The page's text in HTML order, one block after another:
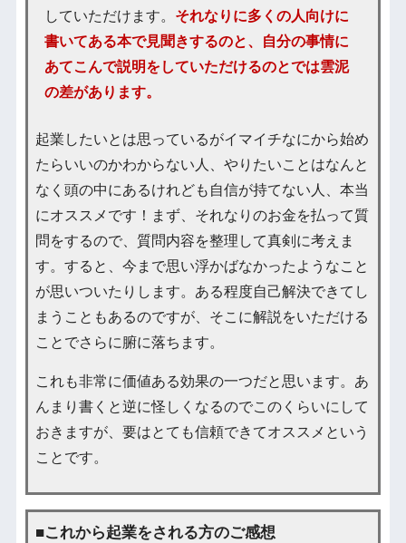
していただけます。 それなりに多くの人向けに
書いてある本で見聞きするのと、自分の事情に
あてこんで説明をしていただけるのとでは雲泥
の差があります。
起業したいとは思っているがイマイチなにから始め
たらいいのかわからない人、やりたいことはなんと
なく頭の中にあるけれども自信が持てない人、本当
にオススメです！まず、それなりのお金を払って質
問をするので、質問内容を整理して真剣に考えま
す。すると、今まで思い浮かばなかったようなこと
が思いついたりします。ある程度自己解決できてし
まうこともあるのですが、そこに解説をいただける
ことでさらに腑に落ちます。
これも非常に価値ある効果の一つだと思います。あ
んまり書くと逆に怪しくなるのでこのくらいにして
おきますが、要はとても信頼できてオススメという
ことです。
■これから起業をされる方のご感想